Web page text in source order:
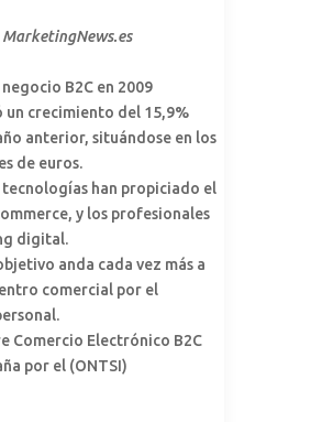
MarketingNews.es
B2C en 2009
un crecimiento del 15,9%
anterior, situándose en los
de euros.
tecnologías han propiciado el
y los profesionales
digital.
anda cada vez más a
comercial por el
Comercio Electrónico B2C
por el (ONTSI)